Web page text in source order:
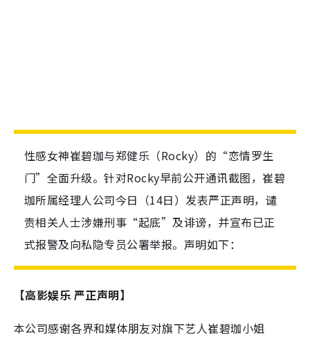
性感女神崔碧珈与郑健乐（Rocky）的“恋情罗生
门”全面升级。针对Rocky早前公开通讯截图，崔碧
珈所属经理人公司今日（14日）发表严正声明，谴
责相关人士涉嫌刑事“起底”及诽谤，并宣布已正
式报警及向私隐专员公署举报。声明如下：
【高影娱乐 严正声明】
本公司感谢各界和媒体朋友对旗下艺人崔碧珈小姐